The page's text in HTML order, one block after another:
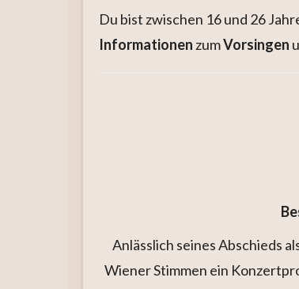
Du bist zwischen 16 und 26
Informationen zumVorsingen
Anlässlich seines Abschieds
Wiener Stimmen ein